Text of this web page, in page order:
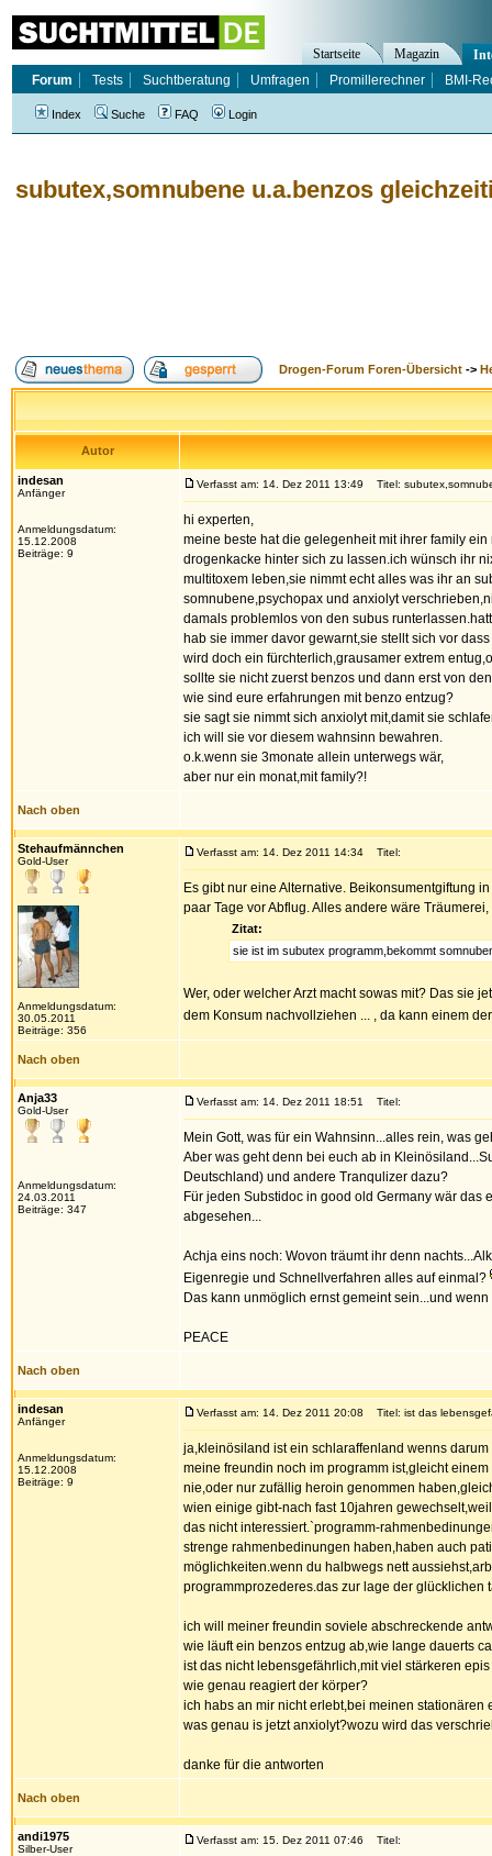
subutex,somnubene u.a.benzos
Drogen-Forum Foren-Übersicht ->
Autor
indesan
Anfänger
Anmeldungsdatum:
15.12.2008
Beiträge: 9
Verfasst am: 14. Dez 2011 13:49 Titel:
hi experten,
meine beste hat die gelegenheit mit ihrer family
drogenkacke hinter sich zu lassen.ich wünsch ihr
multitoxem leben,sie nimmt echt alles was ihr an
somnubene,psychopax und anxiolyt
damals problemlos von den subus
hab sie immer davor gewarnt,sie stellt sich vor
wird doch ein fürchterlich,grausamer extrem
sollte sie nicht zuerst benzos und dann erst von
wie sind eure erfahrungen mit benzo entzug?
sie sagt sie nimmt sich anxiolyt mit,damit sie
ich will sie vor diesem wahnsinn bewahren.
o.k.wenn sie 3monate allein unterwegs wär,
aber nur ein monat,mit family?!
Nach oben
Stehaufmännchen
Gold-User
Anmeldungsdatum:
30.05.2011
Beiträge: 356
Verfasst am: 14. Dez 2011 14:34 Titel:
Es gibt nur eine Alternative. Beikonsumentgiftung
paar Tage vor Abflug. Alles andere wäre
Zitat:
sie ist im subutex programm,bekommt
Wer, oder welcher Arzt macht sowas mit? Das sie
dem Konsum nachvollziehen ... , da kann einem
Nach oben
Anja33
Gold-User
Anmeldungsdatum:
24.03.2011
Beiträge: 347
Verfasst am: 14. Dez 2011 18:51 Titel:
Mein Gott, was für ein Wahnsinn...alles rein, was
Aber was geht denn bei euch ab in
Deutschland) und andere Tranqulizer dazu?
Für jeden Substidoc in good old Germany wär
abgesehen...
Achja eins noch: Wovon träumt ihr denn
Eigenregie und Schnellverfahren alles auf einmal?
Das kann unmöglich ernst gemeint sein...und
PEACE
Nach oben
indesan
Anfänger
Anmeldungsdatum:
15.12.2008
Beiträge: 9
Verfasst am: 14. Dez 2011 20:08 Titel: ist das
ja,kleinösiland ist ein schlaraffenland wenns
meine freundin noch im programm ist,gleicht
nie,oder nur zufällig heroin genommen
wien einige gibt-nach fast 10jahren
das nicht interessiert.`programm-
strenge rahmenbedinungen haben,haben auch
möglichkeiten.wenn du halbwegs nett
programmprozederes.das zur lage der glücklichen
ich will meiner freundin soviele abschreckende
wie läuft ein benzos entzug ab,wie lange dauerts
ist das nicht lebensgefährlich,mit viel stärkeren
wie genau reagiert der körper?
ich habs an mir nicht erlebt,bei meinen
was genau is jetzt anxiolyt?wozu wird das
danke für die antworten
Nach oben
andi1975
Silber-User
Verfasst am: 15. Dez 2011 07:46 Titel:
Startseite Magazin
Forum
Tests Suchtberatung Umfragen Promillerechner BMI-
Index Suche FAQ Login